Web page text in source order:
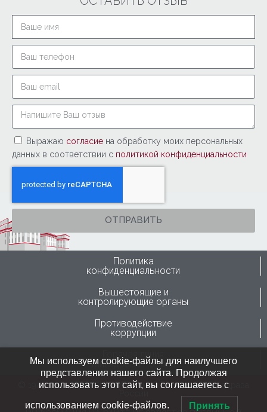
Выражаю согласие на обработку моих персональных
данных в соответствии с политикой конфиденциальности
ОТПРАВИТЬ
Политика
конфиденциальности
Вышестоящие и
контролирующие органы
Противодействие
коррупции
Горячая линия
Минздрава России
© 1946-2024 ФГБУ “ННИИТО им. Я.Л.Цивьяна” Минздрава
Мы используем cookie-файлы для наилучшего
представления нашего сайта. Продолжая
использовать этот сайт, вы соглашаетесь с
использованием cookie-файлов. Принять